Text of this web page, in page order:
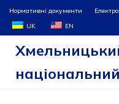
Перейти
до
Нормативні документи
UK
EN